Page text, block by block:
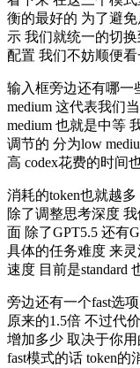
衡的最好的 为了避
示 我们就统一的切
配置 我们不妨顺便
输入框旁边还有哪一
medium 这代表我们
medium 也就是中等
调节的 分为low
高 codex花费的时间
消耗的token也就越
除了调整思考深度
面 除了GPT5.5 还有
具体的任务难度 来
速度 目前是standard
旁边还有一个fast选
原来的1.5倍 不过代
增加多少 取决于你
fast模式的话 token